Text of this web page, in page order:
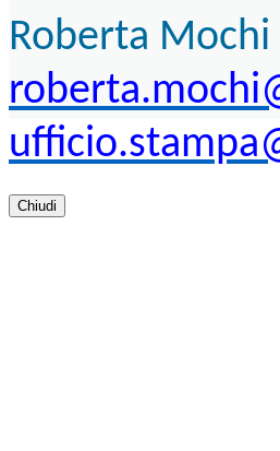
Roberta Mochi
Chiudi